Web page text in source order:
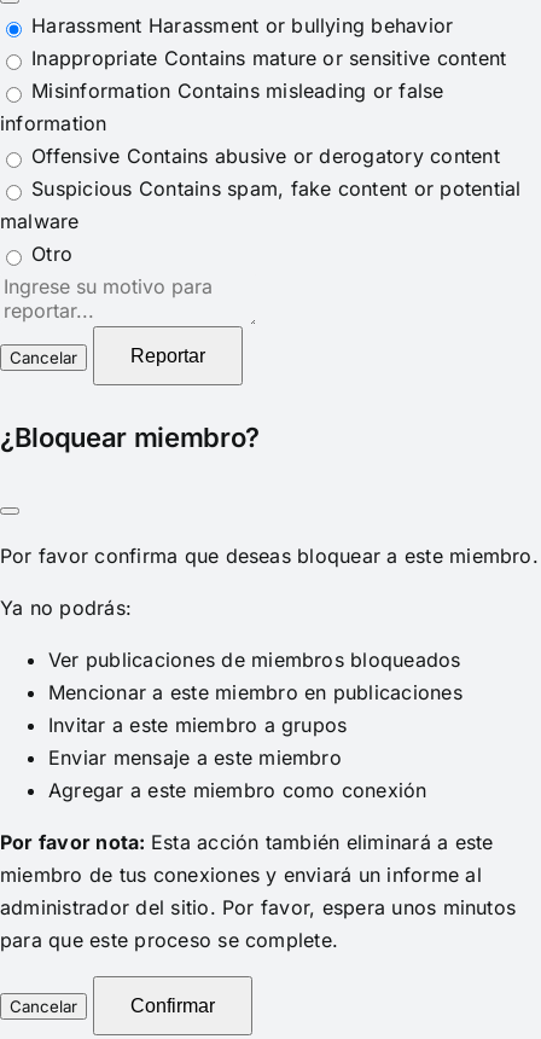
Harassment Harassment or bullying behavior
Inappropriate Contains mature or sensitive content
Misinformation Contains misleading or false
information
Offensive Contains abusive or derogatory content
Suspicious Contains spam, fake content or potential
malware
Otro
Nota
del
reporte
Reportar
¿Bloquear miembro?
Por favor confirma que deseas bloquear a este miembro.
Ya no podrás:
Ver publicaciones de miembros bloqueados
Mencionar a este miembro en publicaciones
Invitar a este miembro a grupos
Enviar mensaje a este miembro
Agregar a este miembro como conexión
Por favor nota: Esta acción también eliminará a este
miembro de tus conexiones y enviará un informe al
administrador del sitio. Por favor, espera unos minutos
para que este proceso se complete.
Confirmar